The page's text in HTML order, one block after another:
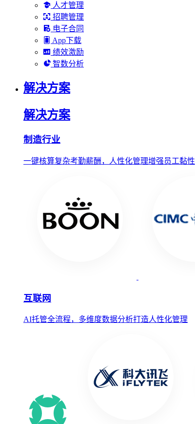
人才管理
招聘管理
电子合同
App下载
绩效激励
智数分析
解决方案
解决方案
制造行业
一键核算复杂考勤薪酬，人性化管理增强员工黏性
互联网
AI托管全流程，多维度数据分析打造人性化管理